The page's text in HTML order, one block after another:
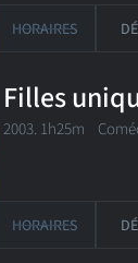
HORAIRES
Filles
2003. 1h25m
HORAIRES